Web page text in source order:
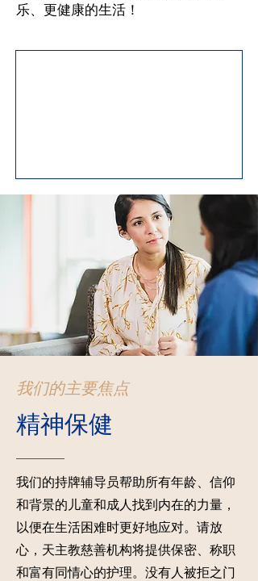
乐、更健康的生活！
我们的主要焦点
精神保健
我们的持牌辅导员帮助所有年龄、信仰
和背景的儿童和成人找到内在的力量，
以便在生活困难时更好地应对。请放
心，天主教慈善机构将提供保密、称职
和富有同情心的护理。没有人被拒之门